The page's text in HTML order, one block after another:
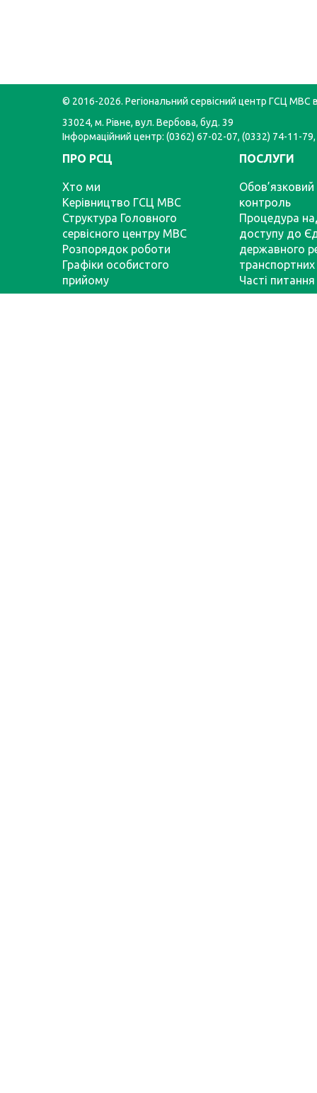
© 2016-2026. Регіональний сервісний центр ГСЦ МВС
33024, м. Рівне, вул. Вербова, буд. 39
Інформаційний центр: (0362) 67-02-07, (0332) 74-11-
ПРО РСЦ
Хто ми
Керівництво ГСЦ МВС
Структура Головного
сервісного центру МВС
Розпорядок роботи
Графіки особистого
прийому
ПОСЛУГИ
Обов’язковий
контроль
Процедура
доступу до
державного
транспортних
Часті питання